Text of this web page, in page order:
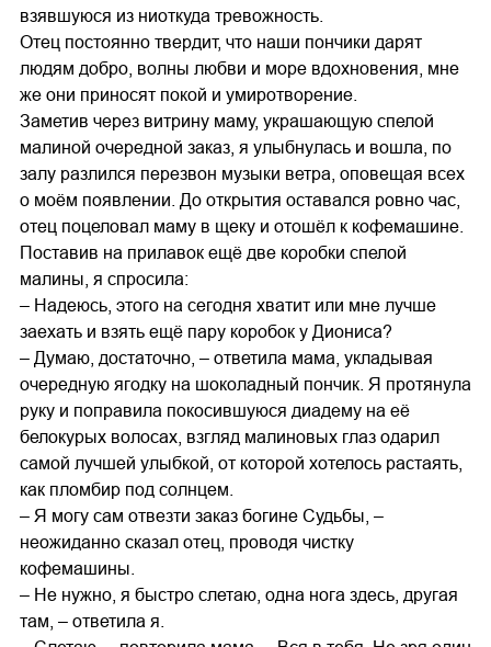
взявшуюся из ниоткуда тревожность.
Отец постоянно твердит, что наши пончики дарят
людям добро, волны любви и море вдохновения, мне
же они приносят покой и умиротворение.
Заметив через витрину маму, украшающую спелой
малиной очередной заказ, я улыбнулась и вошла, по
залу разлился перезвон музыки ветра, оповещая всех
о моём появлении. До открытия оставался ровно час,
отец поцеловал маму в щеку и отошёл к кофемашине.
Поставив на прилавок ещё две коробки спелой
малины, я спросила:
– Надеюсь, этого на сегодня хватит или мне лучше
заехать и взять ещё пару коробок у Диониса?
– Думаю, достаточно, – ответила мама, укладывая
очередную ягодку на шоколадный пончик. Я протянула
руку и поправила покосившуюся диадему на её
белокурых волосах, взгляд малиновых глаз одарил
самой лучшей улыбкой, от которой хотелось растаять,
как пломбир под солнцем.
– Я могу сам отвезти заказ богине Судьбы, –
неожиданно сказал отец, проводя чистку
кофемашины.
– Не нужно, я быстро слетаю, одна нога здесь, другая
там, – ответила я.